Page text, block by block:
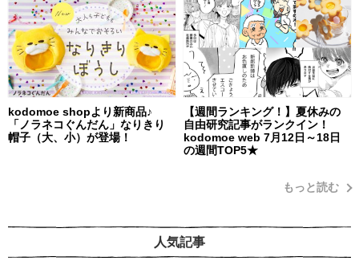
kodomoe shopより新商品♪
「ノラネコぐんだん」なりきり
帽子（大、小）が登場！
【週間ランキング！】夏休みの
自由研究記事がランクイン！
kodomoe web 7月12日～18日
の週間TOP5★
もっと読む
人気記事